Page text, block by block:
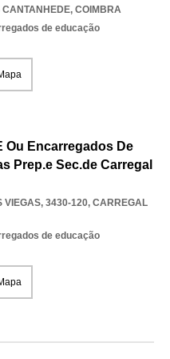
CANTANHEDE, COIMBRA
de educação
Ou Encarregados De
Prep.e Sec.de Carregal
VIEGAS, 3430-120, CARREGAL
de educação